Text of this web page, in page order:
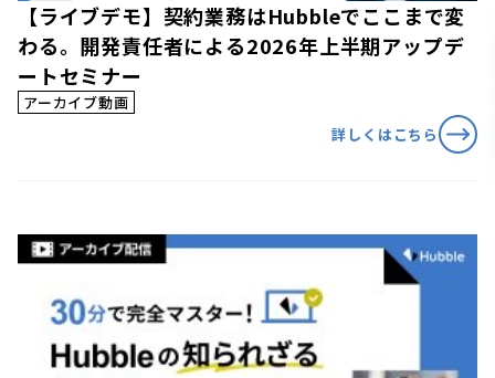
【ライブデモ】契約業務はHubbleでここまで変
わる。開発責任者による2026年上半期アップデ
ートセミナー
アーカイブ動画
詳しくはこちら